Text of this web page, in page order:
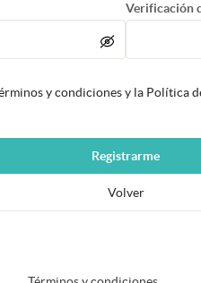
Verificación
y condiciones y la Política
Registrarme
Volver